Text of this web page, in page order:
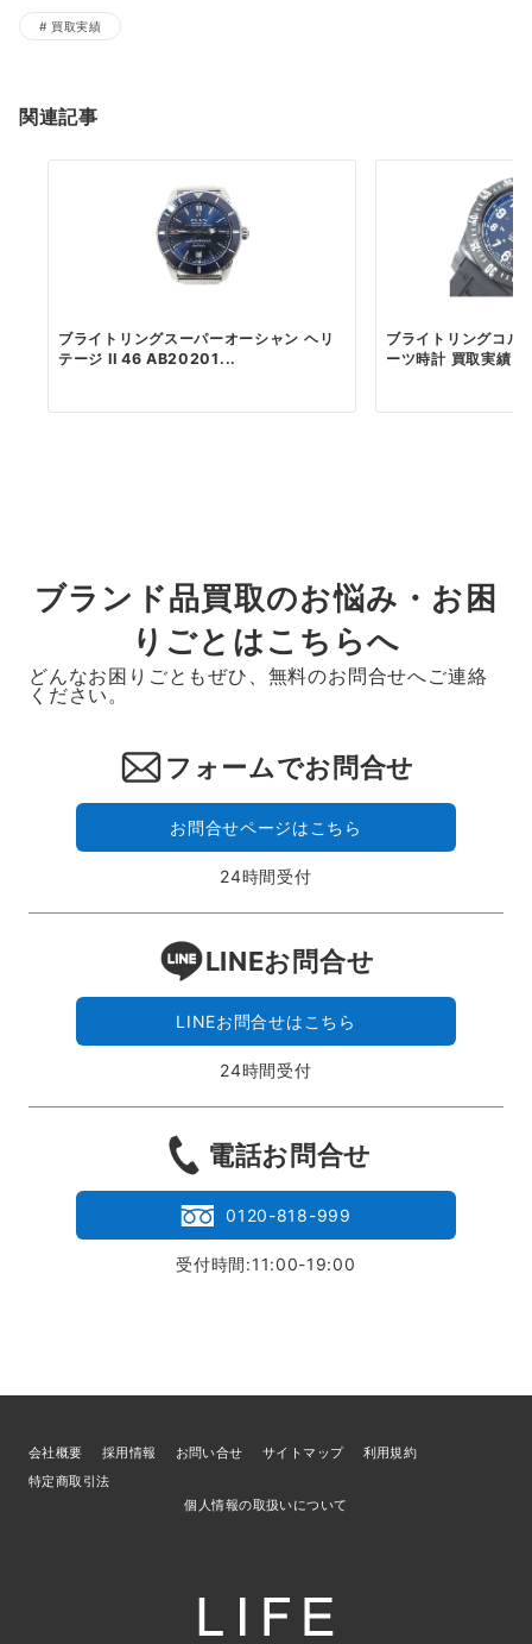
買取実績
関連記事
ブライトリングスーパーオーシャン ヘリ
テージ II 46 AB20201...
ブライトリングコル
ーツ時計 買取実績
ブランド品買取のお悩み・お困
りごとはこちらへ
どんなお困りごともぜひ、無料のお問合せへご連絡
ください。
フォームでお問合せ
お問合せページはこちら
24時間受付
LINEお問合せ
LINEお問合せはこちら
24時間受付
電話お問合せ
0120-818-999
受付時間:11:00-19:00
会社概要 採用情報 お問い合せ サイトマップ
利用規約
特定商取引法
個人情報の取扱いについて